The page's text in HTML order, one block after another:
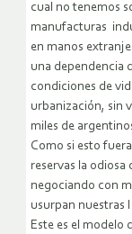
cual no tenemos
manufacturas
en manos
una dependencia
condiciones de
urbanización, sin
miles de
Como si esto
reservas la
negociando con
usurpan nuestras
Este es el modelo